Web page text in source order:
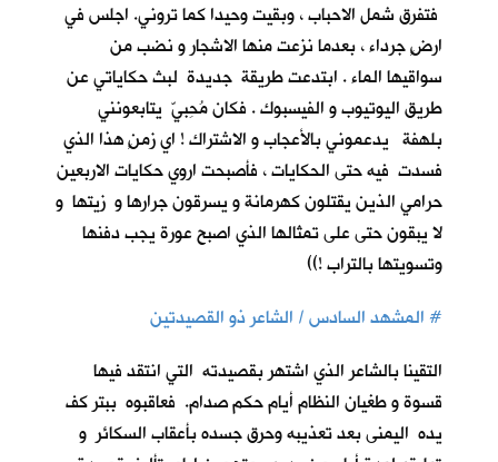
فتفرق شمل الاحباب ، وبقيت وحيدا كما تروني. اجلس في
ارضٍ جرداء ، بعدما نزعت منها الاشجار و نضب من
سواقيها الماء . ابتدعت طريقة جديدة لبث حكاياتي عن
طريق اليوتيوب و الفيسبوك . فكان مُحِبيّ يتابعونني
بلهفة يدعموني بالأعجاب و الاشتراك ! اي زمنٍ هذا الذي
فسدت فيه حتى الحكايات ، فأصبحت اروي حكايات الاربعين
حرامي الذين يقتلون كهرمانة و يسرقون جرارها و زيتها و
لا يبقون حتى على تمثالها الذي اصبح عورة يجب دفنها
وتسويتها بالتراب !))
#المشهد السادس / الشاعر ذو القصيدتين
التقينا بالشاعر الذي اشتهر بقصيدته التي انتقد فيها
قسوة و طغيان النظام أيام حكم صدام. فعاقبوه ببتر كف
يده اليمنى بعد تعذيبه وحرق جسده بأعقاب السكائر و